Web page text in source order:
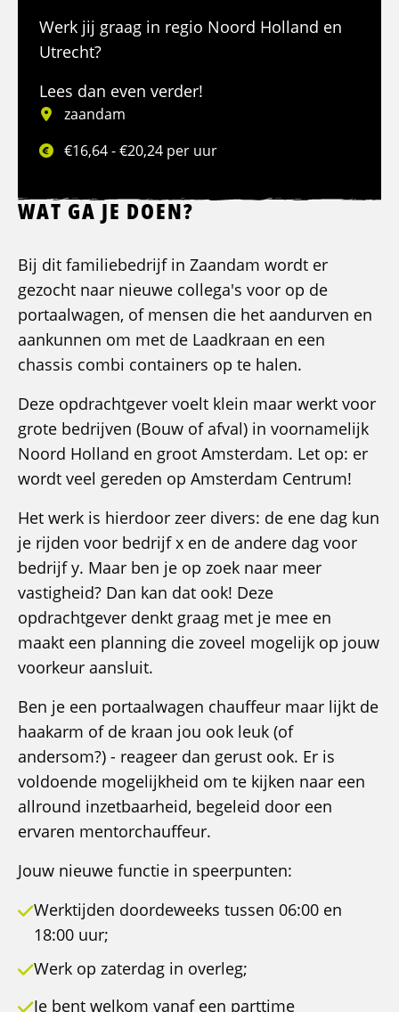
Werk jij graag in regio Noord Holland en
Utrecht?
Lees dan even verder!
zaandam
€16,64 - €20,24 per uur
WAT GA JE DOEN?
Bij dit familiebedrijf in Zaandam wordt er
gezocht naar nieuwe collega's voor op de
portaalwagen, of mensen die het aandurven en
aankunnen om met de Laadkraan en een
chassis combi containers op te halen.
Deze opdrachtgever voelt klein maar werkt voor
grote bedrijven (Bouw of afval) in voornamelijk
Noord Holland en groot Amsterdam. Let op: er
wordt veel gereden op Amsterdam Centrum!
Het werk is hierdoor zeer divers: de ene dag kun
je rijden voor bedrijf x en de andere dag voor
bedrijf y. Maar ben je op zoek naar meer
vastigheid? Dan kan dat ook! Deze
opdrachtgever denkt graag met je mee en
maakt een planning die zoveel mogelijk op jouw
voorkeur aansluit.
Ben je een portaalwagen chauffeur maar lijkt de
haakarm of de kraan jou ook leuk (of
andersom?) - reageer dan gerust ook. Er is
voldoende mogelijkheid om te kijken naar een
allround inzetbaarheid, begeleid door een
ervaren mentorchauffeur.
Jouw nieuwe functie in speerpunten:
Werktijden doordeweeks tussen 06:00 en
18:00 uur;
Werk op zaterdag in overleg;
Je bent welkom vanaf een parttime